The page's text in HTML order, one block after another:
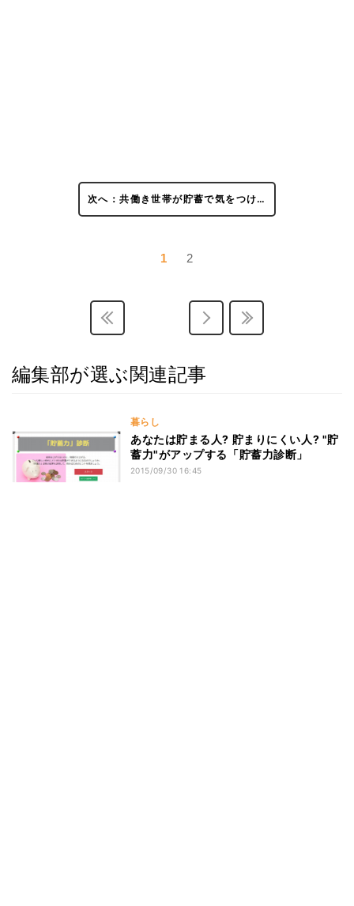
次へ：共働き世帯が貯蓄で気をつけ…
1 2
編集部が選ぶ関連記事
暮らし
あなたは貯まる人? 貯まりにくい人? "貯
蓄力"がアップする「貯蓄力診断」
2015/09/30 16:45